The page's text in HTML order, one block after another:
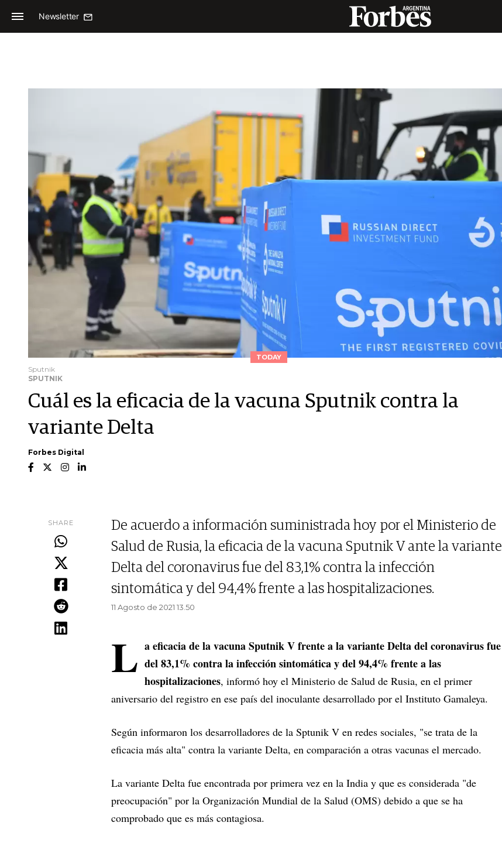
Newsletter
TODAY
Sputnik
SPUTNIK
Cuál es la eficacia de la vacuna Sputnik contra la
variante Delta
Forbes Digital
SHARE
De acuerdo a información suministrada hoy por el Ministerio de
Salud de Rusia, la eficacia de la vacuna Sputnik V ante la variante
Delta del coronavirus fue del 83,1% contra la infección
sintomática y del 94,4% frente a las hospitalizaciones.
11 Agosto de 2021 13.50
L a eficacia de la vacuna Sputnik V frente a la variante Delta del coronavirus fue
del 83,1% contra la infección sintomática y del 94,4% frente a las
hospitalizaciones, informó hoy el Ministerio de Salud de Rusia, en el primer
aniversario del registro en ese país del inoculante desarrollado por el Instituto Gamaleya.
Según informaron los desarrolladores de la Sptunik V en redes sociales, "se trata de la
eficacia más alta" contra la variante Delta, en comparación a otras vacunas el mercado.
La variante Delta fue encontrada por primera vez en la India y que es considerada "de
preocupación" por la Organización Mundial de la Salud (OMS) debido a que se ha
comprobado que es más contagiosa.